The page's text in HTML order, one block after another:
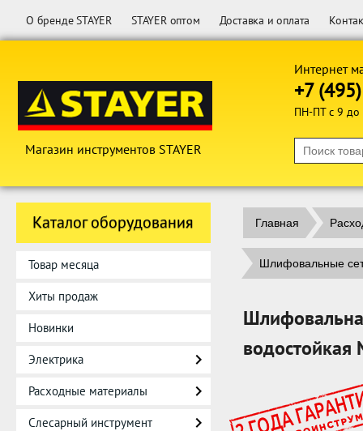
О бренде STAYER STAYER оптом Доставка и оплата
Магазин инструментов STAYER
Интернет
+7
ПН-ПТ с 9 до
Каталог оборудования
Товар месяца
Хиты продаж
Новинки
Электрика
Расходные материалы
Слесарный инструмент
Главная
Шлифовальные